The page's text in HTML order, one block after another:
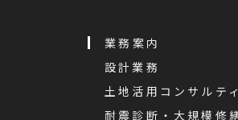
業務案内
設計業務
土地活用コンサルテ
耐震診断・大規模修